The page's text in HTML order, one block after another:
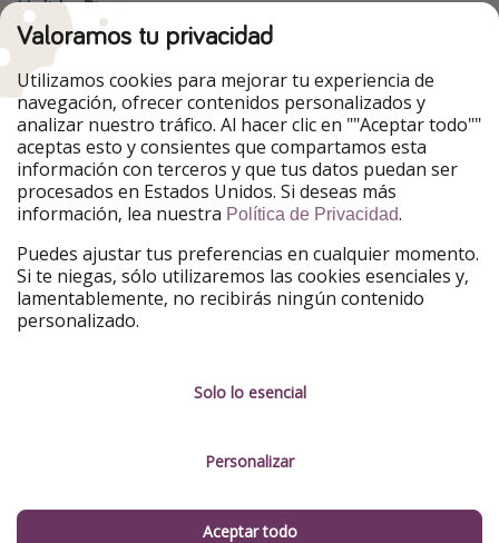
HolidayPirates
Nuestros mercados
PiratinViaggio
HolidayPirates
VakantiePiraten
WakacyjniPiraci
VoyagesPirates
Ferienpiraten
Urlaubspiraten
Urlaubspiraten
TravelPirates
Nuestro grupo
HolidayPirates Group
Conócenos mejor
Sobre ViajerosPiratas
Sostenibilidad
Información legal
Gestionar servicios
Valoramos tu privacidad
Utilizamos cookies para mejorar tu experiencia de
navegación, ofrecer contenidos personalizados y
analizar nuestro tráfico. Al hacer clic en ""Aceptar todo""
aceptas esto y consientes que compartamos esta
información con terceros y que tus datos puedan ser
procesados en Estados Unidos. Si deseas más
información, lea nuestra Política de Privacidad.
Puedes ajustar tus preferencias en cualquier momento.
Si te niegas, sólo utilizaremos las cookies esenciales y,
lamentablemente, no recibirás ningún contenido
personalizado.
Solo lo esencial
Personalizar
Aceptar todo